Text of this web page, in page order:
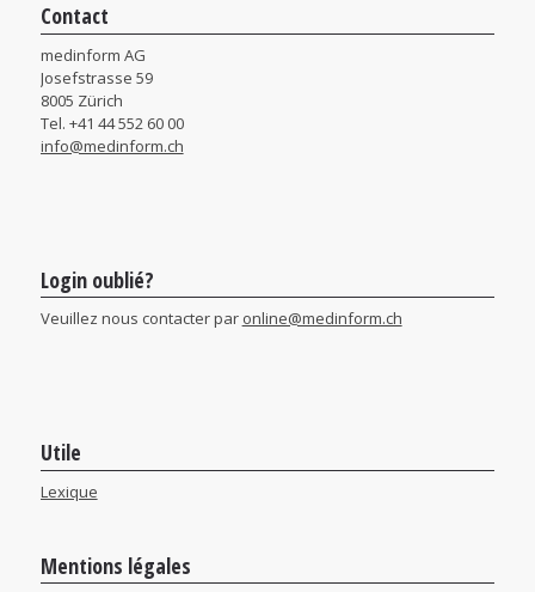
Contact
medinform AG
Josefstrasse 59
8005 Zürich
Tel. +41 44 552 60 00
info@medinform.ch
Login oublié?
Veuillez nous contacter par online@medinform.ch
Utile
Lexique
Mentions légales